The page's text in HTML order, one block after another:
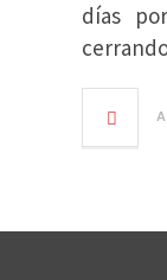
días